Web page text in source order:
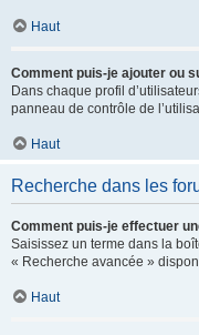
Haut
Comment puis-je ajouter ou
Dans chaque profil
panneau de contrôle de
Haut
Recherche dans les
Comment puis-je effectuer
Saisissez un terme dans la
« Recherche avancée »
Haut